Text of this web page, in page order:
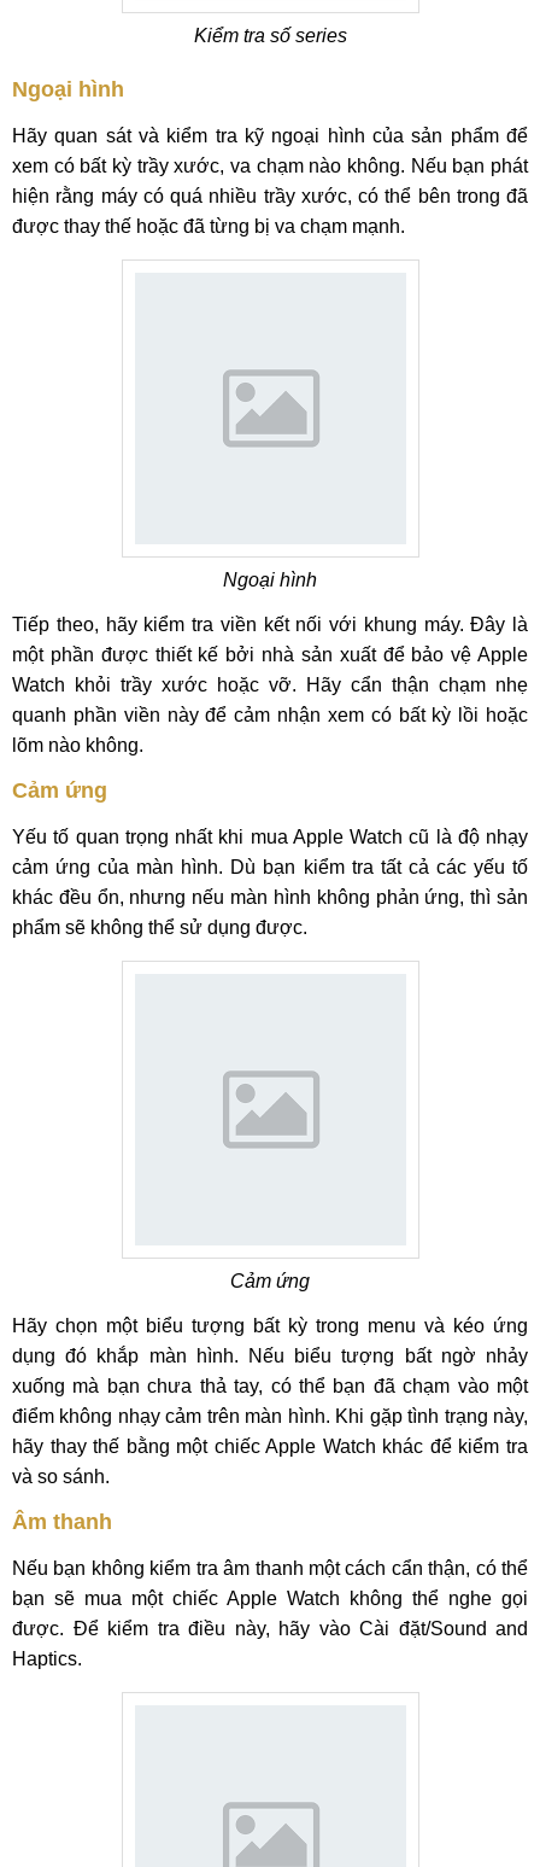
Kiểm tra số series
Ngoại hình
Hãy quan sát và kiểm tra kỹ ngoại hình của sản phẩm để
xem có bất kỳ trầy xước, va chạm nào không. Nếu bạn phát
hiện rằng máy có quá nhiều trầy xước, có thể bên trong đã
được thay thế hoặc đã từng bị va chạm mạnh.
Ngoại hình
Tiếp theo, hãy kiểm tra viền kết nối với khung máy. Đây là
một phần được thiết kế bởi nhà sản xuất để bảo vệ Apple
Watch khỏi trầy xước hoặc vỡ. Hãy cẩn thận chạm nhẹ
quanh phần viền này để cảm nhận xem có bất kỳ lồi hoặc
lõm nào không.
Cảm ứng
Yếu tố quan trọng nhất khi mua Apple Watch cũ là độ nhạy
cảm ứng của màn hình. Dù bạn kiểm tra tất cả các yếu tố
khác đều ổn, nhưng nếu màn hình không phản ứng, thì sản
phẩm sẽ không thể sử dụng được.
Cảm ứng
Hãy chọn một biểu tượng bất kỳ trong menu và kéo ứng
dụng đó khắp màn hình. Nếu biểu tượng bất ngờ nhảy
xuống mà bạn chưa thả tay, có thể bạn đã chạm vào một
điểm không nhạy cảm trên màn hình. Khi gặp tình trạng này,
hãy thay thế bằng một chiếc Apple Watch khác để kiểm tra
và so sánh.
Âm thanh
Nếu bạn không kiểm tra âm thanh một cách cẩn thận, có thể
bạn sẽ mua một chiếc Apple Watch không thể nghe gọi
được. Để kiểm tra điều này, hãy vào Cài đặt/Sound and
Haptics.